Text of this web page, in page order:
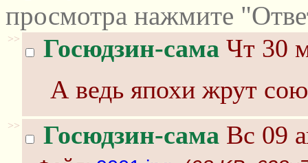
просмотра нажмите
>> Госюдзин-сама Чт 30
А ведь япохи жрут
>> Госюдзин-сама Вс 09